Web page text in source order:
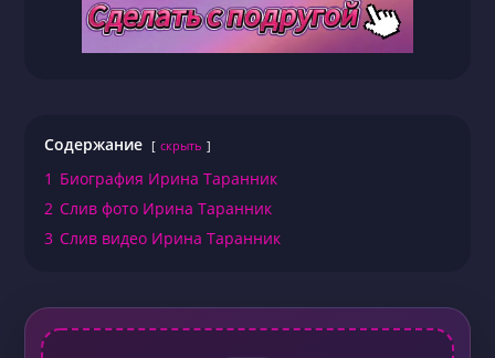
Содержание скрыть
1 Биография Ирина Таранник
2 Слив фото Ирина Таранник
3 Слив видео Ирина Таранник